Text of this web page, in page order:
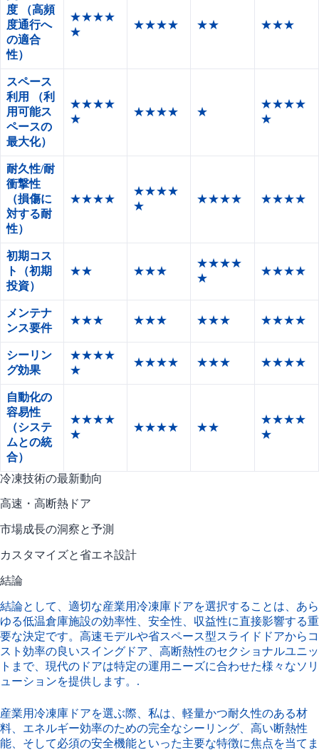
度
（高頻
度通行へ
の適合
性）
★★★★
★
★★★★ ★★ ★★★
スペース
利用
（利
用可能ス
ペースの
最大化）
★★★★
★
★★★★ ★
★★★★
★
耐久性/耐
衝撃性
（損傷に
対する耐
性）
★★★★
★★★★
★
★★★★ ★★★★
初期コス
ト（初期
投資）
★★ ★★★
★★★★
★
★★★★
メンテナ
ンス要件
★★★ ★★★ ★★★ ★★★★
シーリン
グ効果
★★★★
★
★★★★ ★★★ ★★★★
自動化の
容易性
（システ
ムとの統
合）
★★★★
★
★★★★ ★★
★★★★
★
冷凍技術の最新動向
高速・高断熱ドア
市場成長の洞察と予測
カスタマイズと省エネ設計
結論
結論として、適切な産業用冷凍庫ドアを選択することは、あら
ゆる低温倉庫施設の効率性、安全性、収益性に直接影響する重
要な決定です。高速モデルや省スペース型スライドドアからコ
スト効率の良いスイングドア、高断熱性のセクショナルユニッ
トまで、現代のドアは特定の運用ニーズに合わせた様々なソリ
ューションを提供します。.
産業用冷凍庫ドアを選ぶ際、私は、軽量かつ耐久性のある材
料、エネルギー効率のための完全なシーリング、高い断熱性
能、そして必須の安全機能といった主要な特徴に焦点を当てま